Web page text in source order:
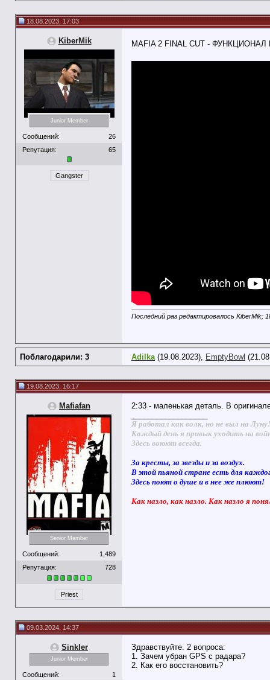
18.08.2023, 17:03
KiberMik
Junior Member
Сообщений:
26
Репутация:
65
Gangster
MAFIA 2 FINAL CUT -
Последний раз редактировалось KiberMik;
Поблагодарили: 3 Adilka(19.08.2023), EmptyBowl
19.08.2023, 16:17
Mafiafan
Senior Member
Сообщений:
1,489
Репутация:
728
Priest
2:33 - маленькая деталь. В
Я работал как волк, но не выл на Луну!
Каждый день я привык уходить на
Здесь воюют всегда.
За кресты, за звезды и за воздух.
В этой пьяной стране есть для
Здесь поют о душе и в нее же плюют!
Как назло, как назло. Как назло я
09.03.2024, 14:37
Sinkler
Junior Member
Сообщений:
1
Здравствуйте. 2 вопроса:
1. Зачем убран GPS с радара?
2. Как его восстановить?